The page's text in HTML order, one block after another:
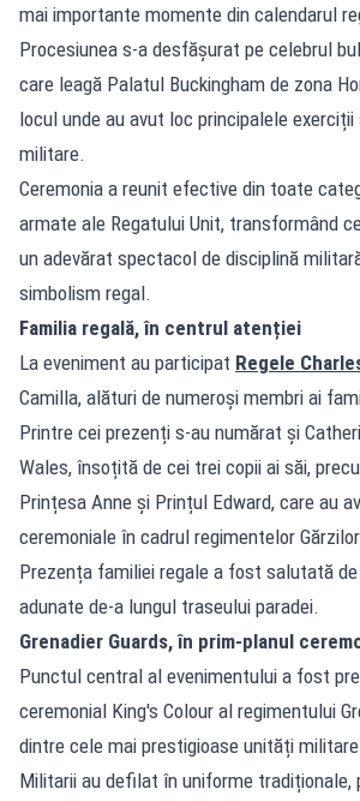
mai importante momente din calendarul
Procesiunea s-a desfășurat pe celebrul
care leagă Palatul Buckingham de zona
locul unde au avut loc principalele
militare.
Ceremonia a reunit efective din toate
armate ale Regatului Unit, transformând
un adevărat spectacol de disciplină
simbolism regal.
Familia regală, în centrul atenției
La eveniment au participat Regele
Camilla, alături de numeroși membri ai
Printre cei prezenți s-au numărat și
Wales, însoțită de cei trei copii ai săi,
Prințesa Anne și Prințul Edward, care au
ceremoniale în cadrul regimentelor
Prezența familiei regale a fost salutată
adunate de-a lungul traseului paradei.
Grenadier Guards, în prim-planul
Punctul central al evenimentului a fost
ceremonial King's Colour al regimentului
dintre cele mai prestigioase unități
Militarii au defilat în uniforme tradiționale,